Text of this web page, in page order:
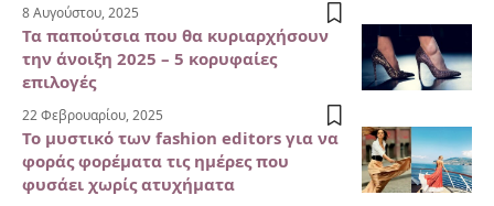
8 Αυγούστου, 2025
Τα παπούτσια που θα κυριαρχήσουν
την άνοιξη 2025 – 5 κορυφαίες
επιλογές
22 Φεβρουαρίου, 2025
Το μυστικό των fashion editors για να
φοράς φορέματα τις ημέρες που
φυσάει χωρίς ατυχήματα